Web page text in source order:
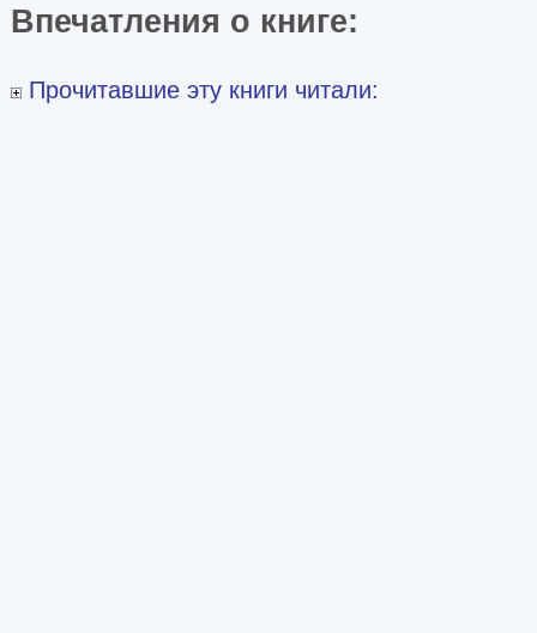
Впечатления о книге:
Прочитавшие эту книги читали: